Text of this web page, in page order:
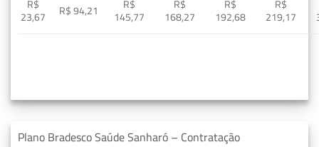
R$
23,67
R$ 94,21
R$
145,77
R$
168,27
R$
192,68
R$
219,17
Plano Bradesco Saúde Sanharó – Contratação